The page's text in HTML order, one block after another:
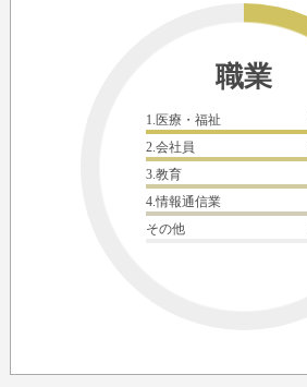
職業
1.医療・福祉
2.会社員
3.教育
4.情報通信業
その他